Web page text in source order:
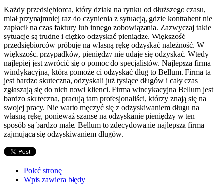
Każdy przedsiębiorca, który działa na rynku od dłuższego czasu,
miał przynajmniej raz do czynienia z sytuacją, gdzie kontrahent nie
zapłacił na czas faktury lub innego zobowiązania. Zazwyczaj takie
sytuacje są trudne i ciężko odzyskać pieniądze. Większość
przedsiębiorców próbuje na własną rękę odzyskać należność. W
większości przypadków, pieniędzy nie udaje się odzyskać. Wtedy
najlepiej jest zwrócić się o pomoc do specjalistów. Najlepsza firma
windykacyjna, która pomoże ci odzyskać dług to Bellum. Firma ta
jest bardzo skuteczna, odzyskali już tysiące długów i cały czas
zgłaszają się do nich nowi klienci. Firma windykacyjna Bellum jest
bardzo skuteczna, pracują tam profesjonaliści, którzy znają się na
swojej pracy. Nie warto męczyć się z odzyskiwaniem długu na
własną rękę, ponieważ szanse na odzyskanie pieniędzy w ten
sposób są bardzo małe. Bellum to zdecydowanie najlepsza firma
zajmująca się odzyskiwaniem długów.
Poleć stronę
Wpis zawiera błędy